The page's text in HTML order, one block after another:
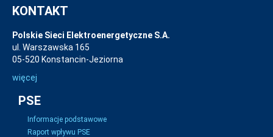
KONTAKT
Polskie Sieci Elektroenergetyczne S.A.
ul. Warszawska 165
05-520 Konstancin-Jeziorna
więcej
PSE
Informacje podstawowe
Raport wpływu PSE